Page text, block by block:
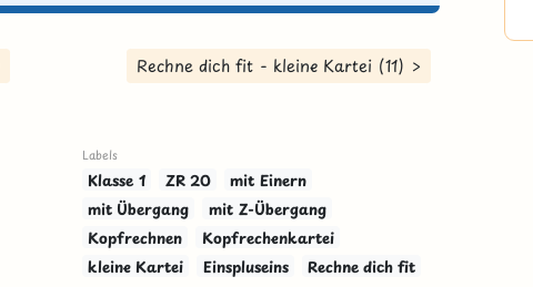
Rechne dich fit - kleine Kartei (11) >
Labels
Klasse 1 ZR 20
mit Einern
mit Übergang
mit Z-Übergang
Kopfrechnen
Kopfrechenkartei
kleine Kartei
Einspluseins Rechne dich fit